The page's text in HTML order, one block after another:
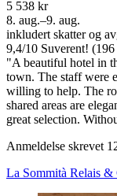
5 538 kr
8. aug.–9. aug.
inkludert skatter og
9,4/10 Suverent!
"A beautiful hotel in
town. The staff were
willing to help. The
shared areas are
great selection.
Anmeldelse skrevet
La Sommità Relais &